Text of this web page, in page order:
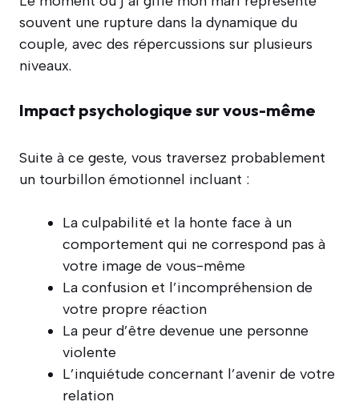
souvent une rupture dans la dynamique du
couple, avec des répercussions sur plusieurs
niveaux.
Impact psychologique sur vous-même
Suite à ce geste, vous traversez probablement
un tourbillon émotionnel incluant :
La culpabilité et la honte face à un
comportement qui ne correspond pas à
votre image de vous-même
La confusion et l’incompréhension de
votre propre réaction
La peur d’être devenue une personne
violente
L’inquiétude concernant l’avenir de votre
relation